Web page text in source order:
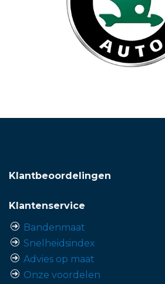
Klantbeoordelingen
Klantenservice
Bandenmaat
Snelheidsindex
Advies op maat
Onze voordelen